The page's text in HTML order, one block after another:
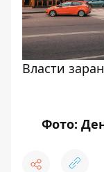
Власти
Фото: